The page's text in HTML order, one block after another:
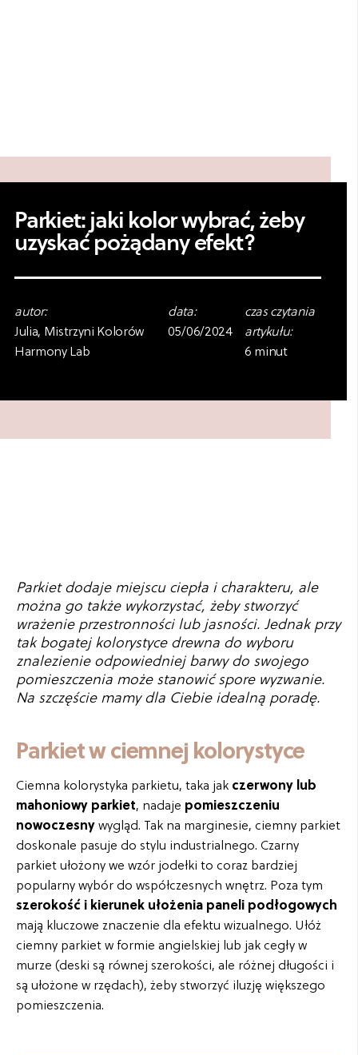
Parkiet: jaki kolor wybrać, żeby
uzyskać pożądany efekt?
autor:
Julia, Mistrzyni Kolorów
Harmony Lab
data:
05/06/2024
czas czytania
artykułu:
6 minut
Parkiet dodaje miejscu ciepła i charakteru, ale
można go także wykorzystać, żeby stworzyć
wrażenie przestronności lub jasności. Jednak przy
tak bogatej kolorystyce drewna do wyboru
znalezienie odpowiedniej barwy do swojego
pomieszczenia może stanowić spore wyzwanie.
Na szczęście mamy dla Ciebie idealną poradę.
Parkiet w ciemnej kolorystyce
Ciemna kolorystyka parkietu, taka jak czerwony lub
mahoniowy parkiet, nadaje pomieszczeniu
nowoczesny wygląd. Tak na marginesie, ciemny parkiet
doskonale pasuje do stylu industrialnego. Czarny
parkiet ułożony we wzór jodełki to coraz bardziej
popularny wybór do współczesnych wnętrz. Poza tym
szerokość i kierunek ułożenia paneli podłogowych
mają kluczowe znaczenie dla efektu wizualnego. Ułóż
ciemny parkiet w formie angielskiej lub jak cegły w
murze (deski są równej szerokości, ale różnej długości i
są ułożone w rzędach), żeby stworzyć iluzję większego
pomieszczenia.